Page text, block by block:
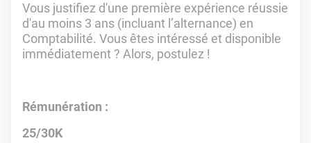
Vous justifiez d'une première expérience réussie
d'au moins 3 ans (incluant l’alternance) en
Comptabilité. Vous êtes intéressé et disponible
immédiatement ? Alors, postulez !
Rémunération :
25/30K